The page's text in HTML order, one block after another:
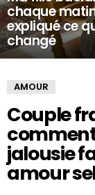
chaque
expliqué ce
changé
AMOUR
Couple
jalousie
amour